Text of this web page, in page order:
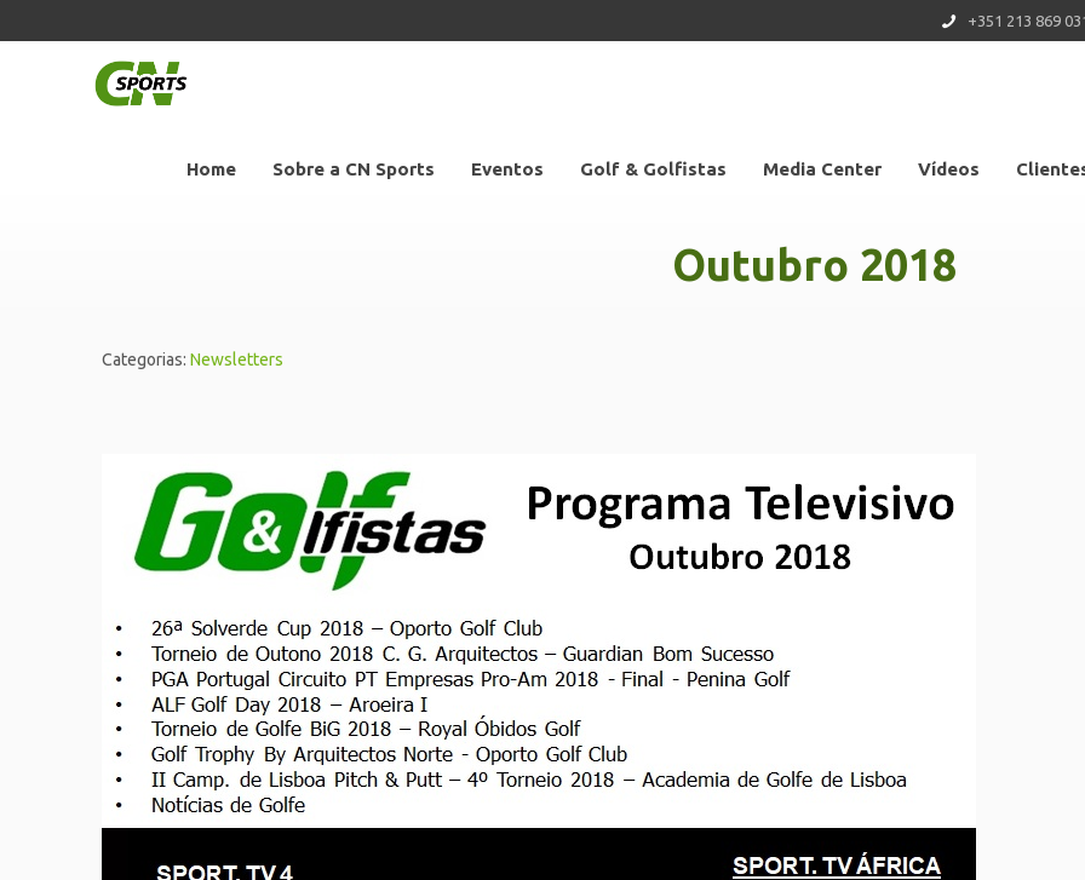
+351 213 869
Home Sobre a CN Sports Eventos Golf & Golfistas Media Center Vídeos
Outubro 2018
Categorias: Newsletters